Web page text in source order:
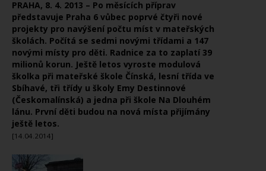
PRAHA, 8. 4. 2013 – Po měsících příprav
představuje Praha 6 vůbec poprvé čtyři nové
projekty pro navýšení počtu míst v mateřských
školách. Počítá se sedmi novými třídami a 147
novými místy pro děti. Radnice za to zaplatí 39
milionů korun. Ještě letos vyroste modulová
školka při mateřské škole Čínská, lesní třída ve
Sbíhavé, tři třídy u školy Emy Destinnové
(Českomalínská) a jedna při škole Na Dlouhém
lánu. První děti budou na nová místa přijímány
ještě letos.
[14.04.2014]